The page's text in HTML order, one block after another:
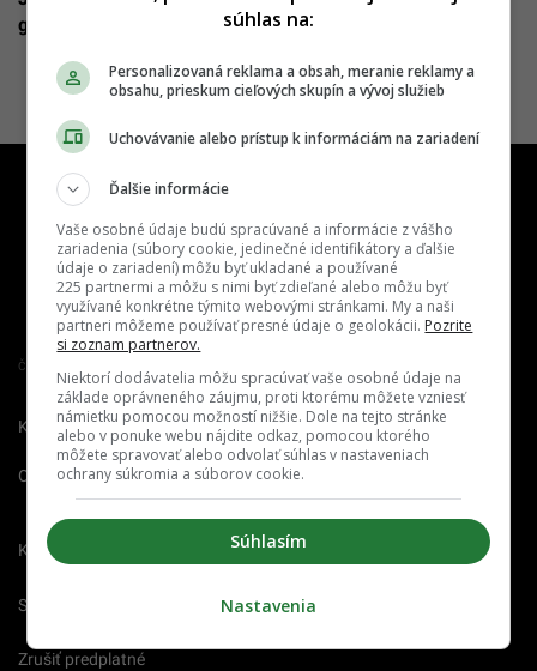
gigantom, na účet si má pripísať milióny
Člen združenia IAB Slovakia
Kontakt Inzercia Cenník
O nás Redakcia
chybu
Kariéra
Spravovať notifikácie
Zrušiť predplatné
súhlas na:
Personalizovaná reklama a obsah, meranie reklamy a
obsahu, prieskum cieľových skupín a vývoj služieb
Uchovávanie alebo prístup k informáciám na zariadení
Ďalšie informácie
Vaše osobné údaje budú spracúvané a informácie z vášho
zariadenia (súbory cookie, jedinečné identifikátory a ďalšie
údaje o zariadení) môžu byť ukladané a používané
225 partnermi a môžu s nimi byť zdieľané alebo môžu byť
využívané konkrétne týmito webovými stránkami. My a naši
partneri môžeme používať presné údaje o geolokácii. Pozrite
si zoznam partnerov.
Niektorí dodávatelia môžu spracúvať vaše osobné údaje na
základe oprávneného záujmu, proti ktorému môžete vzniesť
námietku pomocou možností nižšie. Dole na tejto stránke
alebo v ponuke webu nájdite odkaz, pomocou ktorého
môžete spravovať alebo odvolať súhlas v nastaveniach
ochrany súkromia a súborov cookie.
Súhlasím
Nastavenia